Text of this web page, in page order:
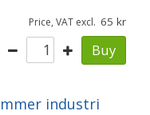
Price, VAT excl. 65
Buy
industri